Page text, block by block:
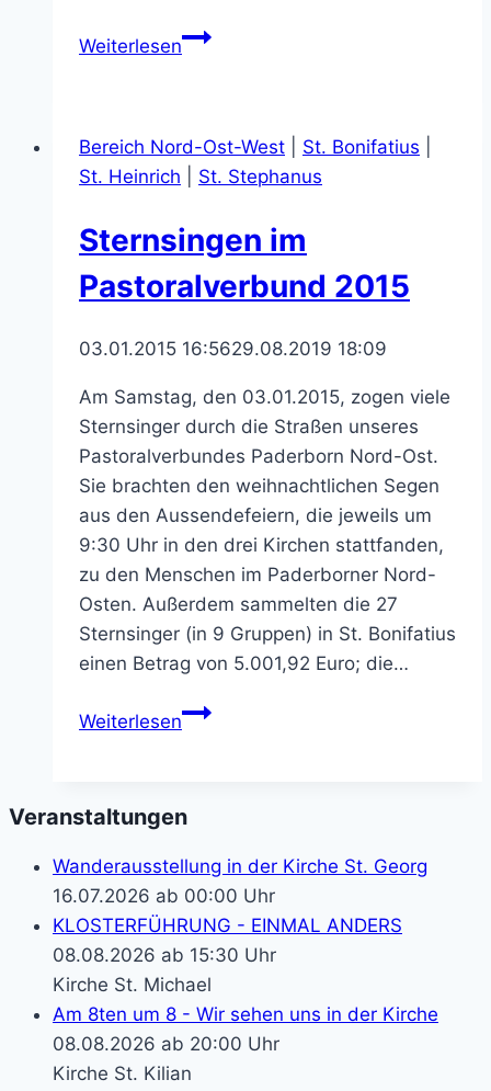
WeiterlesenStatistik
Nord-
Ost
Bereich Nord-Ost-West St. Bonifatius
St. Heinrich
St. Stephanus
Sternsingen im
Pastoralverbund 2015
03.01.2015 16:5629.08.2019 18:09
Am Samstag, den 03.01.2015, zogen viele
Sternsinger durch die Straßen unseres
Pastoralverbundes Paderborn Nord-Ost.
Sie brachten den weihnachtlichen Segen
aus den Aussendefeiern, die jeweils um
9:30 Uhr in den drei Kirchen stattfanden,
zu den Menschen im Paderborner Nord-
Osten. Außerdem sammelten die 27
Sternsinger (in 9 Gruppen) in St. Bonifatius
einen Betrag von 5.001,92 Euro; die…
WeiterlesenSternsingen
Veranstaltungen
Wanderausstellung in der Kirche St. Georg
16.07.2026 ab 00:00 Uhr
KLOSTERFÜHRUNG - EINMAL ANDERS
08.08.2026 ab 15:30 Uhr
Kirche St. Michael
Am 8ten um 8 - Wir sehen uns in der Kirche
08.08.2026 ab 20:00 Uhr
Kirche St. Kilian